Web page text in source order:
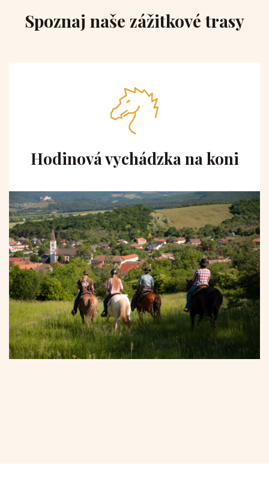
Spoznaj naše zážitkové trasy
Hodinová vychádzka na koni